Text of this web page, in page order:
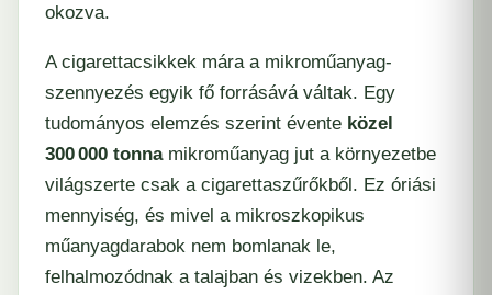
okozva.
A cigarettacsikkek mára a mikroműanyag-
szennyezés egyik fő forrásává váltak. Egy
tudományos elemzés szerint évente közel
300 000 tonnamikroműanyag jut a környezetbe
világszerte csak a cigarettaszűrőkből. Ez óriási
mennyiség, és mivel a mikroszkopikus
műanyagdarabok nem bomlanak le,
felhalmozódnak a talajban és vizekben. Az